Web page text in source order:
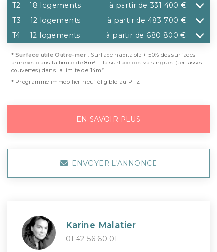
T2 18 logements
à partir de 331 400 €
T3
12 logements
à partir de 483 700 €
T4
12 logements à partir de 680 800 €
* Surface utile Outre-mer : Surface habitable + 50% des surfaces
annexes dans la limite de 8m² + la surface des varangues (terrasses
couvertes) dans la limite de 14m².
* Programme immobilier neuf éligible au PTZ
EN SAVOIR PLUS
ENVOYER L'ANNONCE
Karine Malatier
01 42 56 60 01